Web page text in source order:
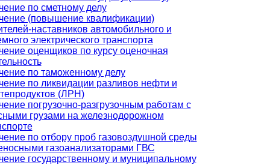
по сметному делу
(повышение квалификации)
наставников автомобильного и
электрического транспорта
оценщиков по курсу оценочная
по таможенному делу
по ликвидации разливов нефти и
(ЛРН)
погрузочно-разгрузочным работам с
грузами на железнодорожном
по отбору проб газовоздушной среды
газоанализаторами ГВС
государственному и муниципальному